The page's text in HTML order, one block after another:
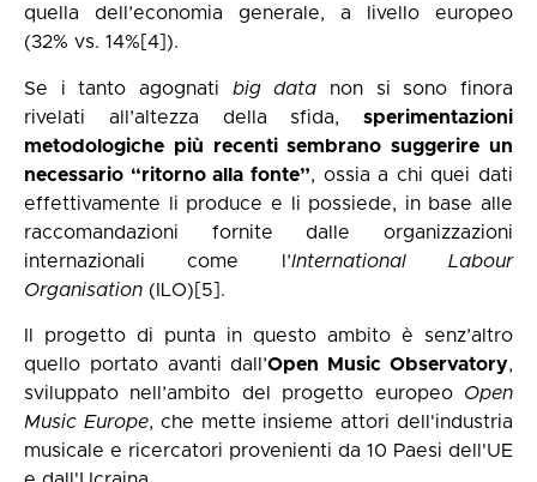
quella dell’economia generale, a livello europeo
(32% vs. 14% [4] ).
Se i tanto agognati big data non si sono finora
rivelati all’altezza della sfida, sperimentazioni
metodologiche più recenti sembrano suggerire un
necessario “ritorno alla fonte”, ossia a chi quei dati
effettivamente li produce e li possiede, in base alle
raccomandazioni fornite dalle organizzazioni
internazionali come l’International Labour
Organisation (ILO)[5].
Il progetto di punta in questo ambito è senz’altro
quello portato avanti dall’Open Music Observatory,
sviluppato nell’ambito del progetto europeo Open
Music Europe, che mette insieme attori dell'industria
musicale e ricercatori provenienti da 10 Paesi dell'UE